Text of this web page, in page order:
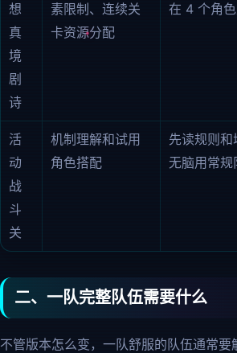
想
真
境
剧
诗
素限制、连续关
卡资源分配
在 4 个角色
活
动
战
斗
关
机制理解和试用
角色搭配
先读规则
无脑用常规
二、一队完整队伍需要什么
不管版本怎么变，一队舒服的队伍通常